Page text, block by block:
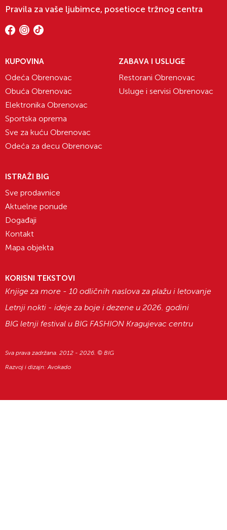
Pravila za vaše ljubimce, posetioce tržnog centra
KUPOVINA
Odeća Obrenovac
Obuća Obrenovac
Elektronika Obrenovac
Sportska oprema
Sve za kuću Obrenovac
Odeća za decu Obrenovac
ZABAVA I USLUGE
Restorani Obrenovac
Usluge i servisi Obrenovac
ISTRAŽI BIG
Sve prodavnice
Aktuelne ponude
Događaji
Kontakt
Mapa objekta
KORISNI TEKSTOVI
Knjige za more - 10 odličnih naslova za plažu i letovanje
Letnji nokti - ideje za boje i dezene u 2026. godini
BIG letnji festival u BIG FASHION Kragujevac centru
Sva prava zadržana. 2012 - 2026. © BIG
Razvoj i dizajn:Avokado